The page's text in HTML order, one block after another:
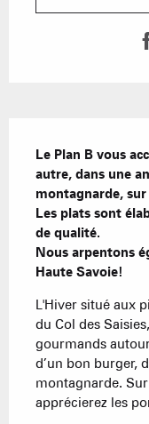
Le Plan B vous
autre, dans une
montagnarde,
Les plats sont
de qualité.
Nous arpentons
Haute Savoie!
L'Hiver situé aux
du Col des
gourmands
d’un bon burger,
montagnarde.
apprécierez les